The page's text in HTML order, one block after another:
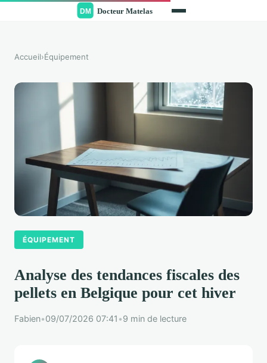
Accueil›Équipement
ÉQUIPEMENT
Analyse des tendances fiscales des
pellets en Belgique pour cet hiver
Fabien•09/07/2026 07:41 •9 min de lecture